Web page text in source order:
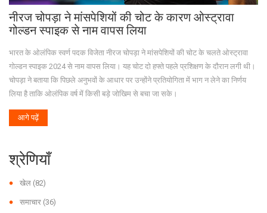
नीरज चोपड़ा ने मांसपेशियों की चोट के कारण ओस्ट्रावा
गोल्डन स्पाइक से नाम वापस लिया
भारत के ओलंपिक स्वर्ण पदक विजेता नीरज चोपड़ा ने मांसपेशियों की चोट के चलते ओस्ट्रावा
गोल्डन स्पाइक 2024 से नाम वापस लिया। यह चोट दो हफ्ते पहले प्रशिक्षण के दौरान लगी थी।
चोपड़ा ने बताया कि पिछले अनुभवों के आधार पर उन्होंने प्रतियोगिता में भाग न लेने का निर्णय
लिया है ताकि ओलंपिक वर्ष में किसी बड़े जोखिम से बचा जा सके।
आगे पढ़ें
श्रेणियाँ
खेल (82)
समाचार (36)